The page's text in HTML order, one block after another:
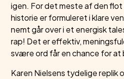
igen. For det meste af den
historie er formuleret i klare
nemt går over i et energisk
rap! Det er effektiv,
svære ord får en chance for at
Karen Nielsens tydelige replik